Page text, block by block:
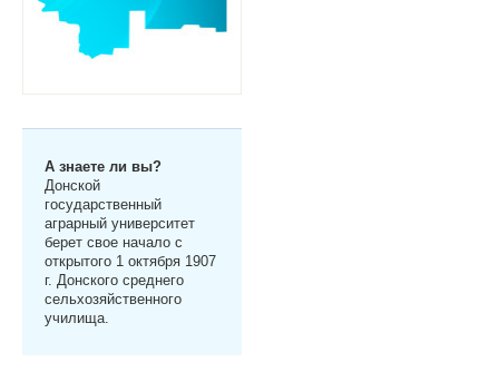
А знаете ли вы?
Донской
государственный
аграрный университет
берет свое начало с
открытого 1 октября 1907
г. Донского среднего
сельхозяйственного
училища.